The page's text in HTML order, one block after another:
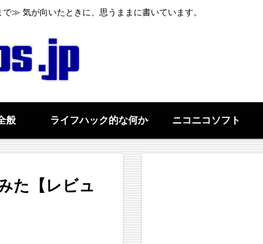
≫ 気が向いたときに、思うままに書いています。
般 ライフハック的な何か ニコニコソフト
た【レビュ